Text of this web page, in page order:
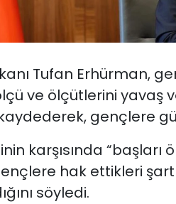
Tufan Erhürman,
ve ölçütlerini yavaş
kaydederek, gençlere
karşısında
hak ettikleri
söyledi.